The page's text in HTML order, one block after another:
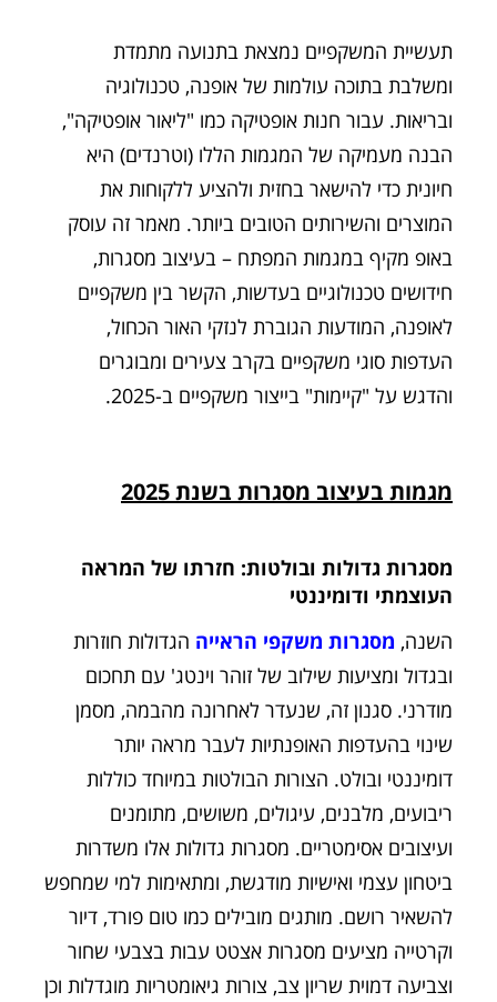
תעשיית המשקפיים נמצאת בתנועה מתמדת
ומשלבת בתוכה עולמות של אופנה, טכנולוגיה
ובריאות. עבור חנות אופטיקה כמו "ליאור אופטיקה",
הבנה מעמיקה של המגמות הללו (וטרנדים) היא
חיונית כדי להישאר בחזית ולהציע ללקוחות את
המוצרים והשירותים הטובים ביותר. מאמר זה עוסק
באופ מקיף במגמות המפתח – בעיצוב מסגרות,
חידושים טכנולוגיים בעדשות, הקשר בין משקפיים
לאופנה, המודעות הגוברת לנזקי האור הכחול,
העדפות סוגי משקפיים בקרב צעירים ומבוגרים
והדגש על "קיימות" בייצור משקפיים ב-2025.
מגמות בעיצוב מסגרות בשנת 2025
מסגרות גדולות ובולטות: חזרתו של המראה
העוצמתי ודומיננטי
השנה, מסגרות משקפי הראייההגדולות חוזרות
ובגדול ומציעות שילוב של זוהר וינטג' עם תחכום
מודרני. סגנון זה, שנעדר לאחרונה מהבמה, מסמן
שינוי בהעדפות האופנתיות לעבר מראה יותר
דומיננטי ובולט. הצורות הבולטות במיוחד כוללות
ריבועים, מלבנים, עיגולים, משושים, מתומנים
ועיצובים אסימטריים. מסגרות גדולות אלו משדרות
ביטחון עצמי ואישיות מודגשת, ומתאימות למי שמחפש
להשאיר רושם. מותגים מובילים כמו טום פורד, דיור
וקרטייה מציעים מסגרות אצטט עבות בצבעי שחור
וצביעה דמוית שריון צב, צורות גיאומטריות מוגדלות וכן